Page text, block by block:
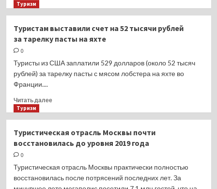
устроили
ссору
за
в самолете,
рейс
Туризм
Туристам выставили счет на 52 тысячи рублей
за тарелку пасты на яхте
0
Туристы из США заплатили 529 долларов (около 52 тысяч
рублей) за тарелку пасты с мясом лобстера на яхте во
Франции....
Читать далееПрочитать
выставили
счет
за тарелку
пасты
Туризм
Туристическая отрасль Москвы почти
восстановилась до уровня 2019 года
0
Туристическая отрасль Москвы практически полностью
восстановилась после потрясений последних лет. За